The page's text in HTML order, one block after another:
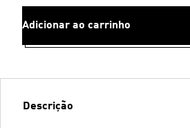
Adicionar ao carrinho
Descrição